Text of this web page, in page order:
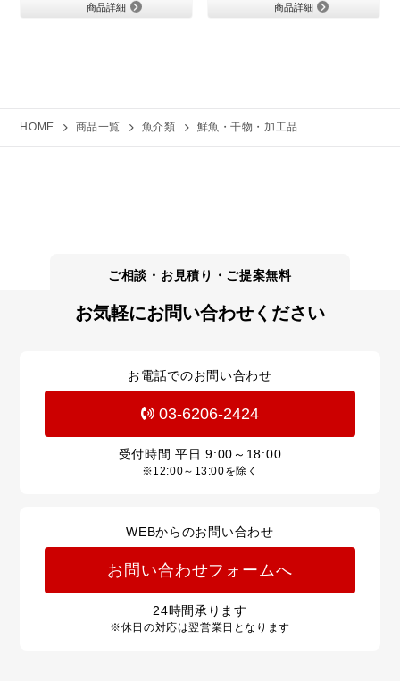
商品詳細 商品詳細
HOME 商品一覧 魚介類 鮮魚・干物・加工品
お気軽にお問い合わせください
お電話でのお問い合わせ
03-6206-2424
受付時間 平日9:00～18:00
※12:00～13:00を除く
WEBからのお問い合わせ
お問い合わせフォームへ
24時間承ります
※休日の対応は翌営業日となります